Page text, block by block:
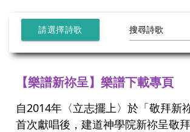
請選擇詩歌
【樂譜新祢呈】樂譜下載專頁
自2014年〈立志擺上〉於「敬拜新
首次獻唱後，建道神學院新祢呈敬